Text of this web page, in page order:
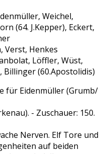
Weichel,
(64. J.Kepper), Eckert,
Verst, Henkes
Löffler, Wüst,
(60.Apostolidis)
für Eidenmüller (Grumb/
- Zuschauer: 150.
Nerven. Elf Tore und
auf beiden